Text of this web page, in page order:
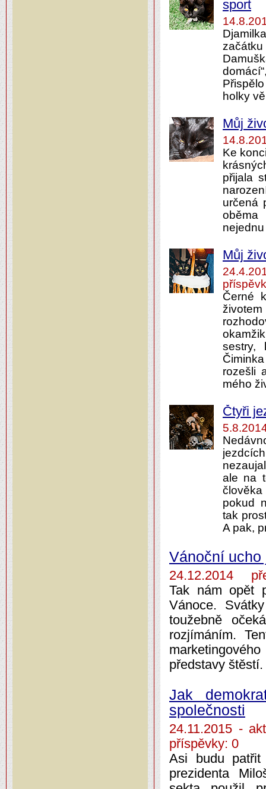
sport
holky
Můj
Ke
přijala
určená
oběma
Můj
Černé
sestry,
rozešli
mého
Čtyři
ale na
pokud
tak
A pak,
Vánoční ucho
24.12.2014
Tak nám opět
Vánoce.
toužebně
rozjímáním.
představy štěstí.
Jak
společnosti
24.11.2015 -
příspěvky: 0
Asi budu
prezidenta